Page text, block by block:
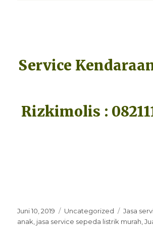
Service
Rizkimolis :
Diposkan
pada
Juni 10, 2019 Kategori
Uncategorized Tag
Jasa
anak jasa service sepeda listrik murah ,